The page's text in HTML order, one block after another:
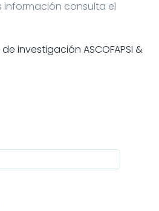
información consulta el
investigación ASCOFAPSI &